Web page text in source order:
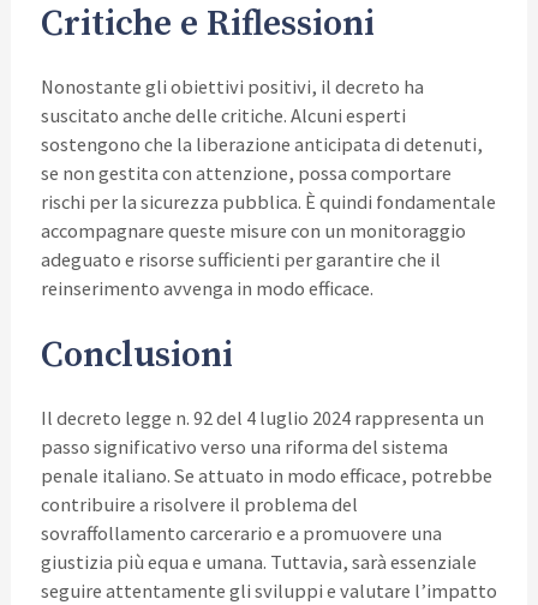
Critiche e Riflessioni
Nonostante gli obiettivi positivi, il decreto ha
suscitato anche delle critiche. Alcuni esperti
sostengono che la liberazione anticipata di detenuti,
se non gestita con attenzione, possa comportare
rischi per la sicurezza pubblica. È quindi fondamentale
accompagnare queste misure con un monitoraggio
adeguato e risorse sufficienti per garantire che il
reinserimento avvenga in modo efficace.
Conclusioni
Il decreto legge n. 92 del 4 luglio 2024 rappresenta un
passo significativo verso una riforma del sistema
penale italiano. Se attuato in modo efficace, potrebbe
contribuire a risolvere il problema del
sovraffollamento carcerario e a promuovere una
giustizia più equa e umana. Tuttavia, sarà essenziale
seguire attentamente gli sviluppi e valutare l’impatto